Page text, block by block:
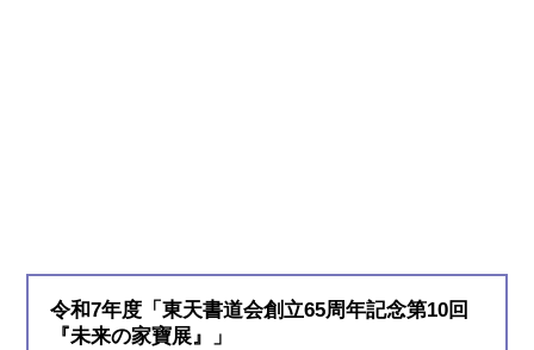
令和7年度「東天書道会創立65周年記念第10回
『未来の家寶展』」